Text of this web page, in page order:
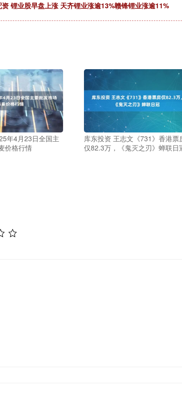
锂业股早盘上涨 天齐锂业涨逾13%赣锋锂业涨逾11%
年4月23日全国主
价格行情
库东投资 王志文《731》香港票
仅82.3万，《鬼灭之刃》蝉联日
证指数 3940.04 1.02%